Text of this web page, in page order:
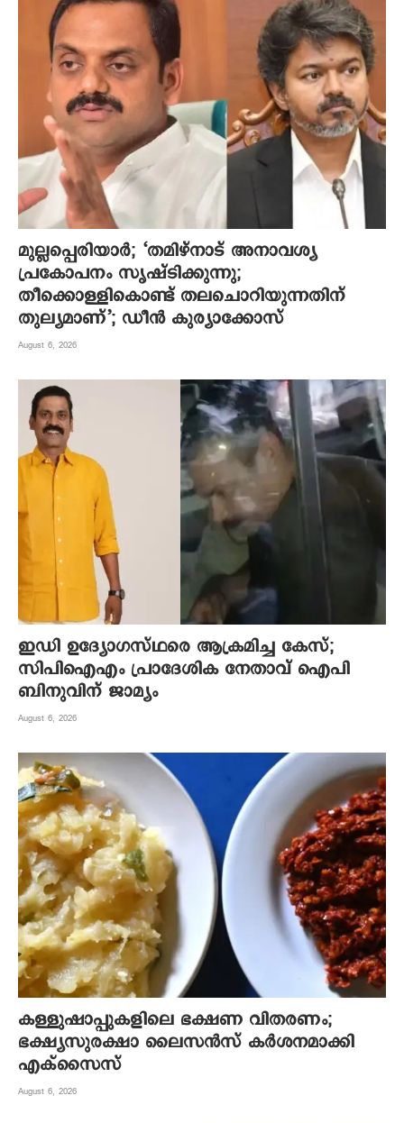
മുല്ലപ്പെരിയാര്‍; ‘തമിഴ്നാട് അനാവശ്യ
പ്രകോപനം സൃഷ്ടിക്കുന്നു;
തീക്കൊള്ളികൊണ്ട് തലചൊറിയുന്നതിന്
തുല്യമാണ്’; ഡീന്‍ കുര്യാക്കോസ്
August 6, 2026
ഇഡി ഉദ്യോഗസ്ഥരെ ആക്രമിച്ച കേസ്;
സിപിഐഎം പ്രാദേശിക നേതാവ് ഐപി
ബിനുവിന് ജാമ്യം
August 6, 2026
കള്ളുഷാപ്പുകളിലെ ഭക്ഷണ വിതരണം;
ഭക്ഷ്യസുരക്ഷാ ലൈസന്‍സ് കര്‍ശനമാക്കി
എക്‌സൈസ്
August 6, 2026